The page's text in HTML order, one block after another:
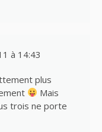
à 14:43
plus
Mais
trois ne porte